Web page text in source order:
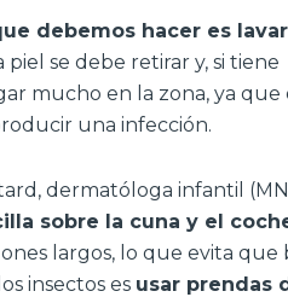
debemos hacer es
se debe retirar y, si tiene
mucho en la zona, ya que
una infección.
dermatóloga infantil (MN
sobre la cuna y el
largos, lo que evita que
insectos es usar prendas